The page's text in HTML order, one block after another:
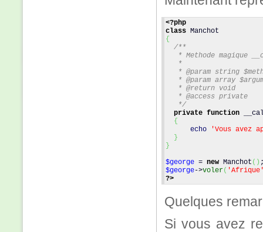
<?php
class Manchot
{
/**
* Methode magique
   *
* @param string
* @param array
   * @return void
   * @access private
   */
private function
{
echo
'Vous avez
}
}
$george = new Manchot ( )
$george->voler(
?>
Quelques
Si vous avez